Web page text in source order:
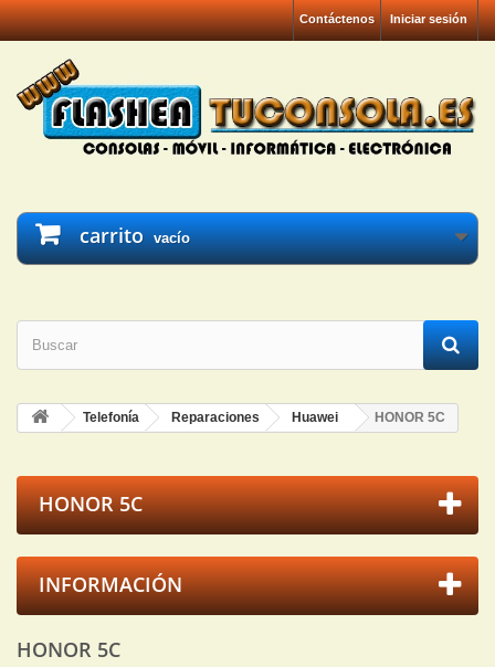
Iniciar sesión
Contáctenos
carrito vacío
Telefonía Reparaciones Huawei HONOR 5C
HONOR 5C
INFORMACIÓN
HONOR 5C